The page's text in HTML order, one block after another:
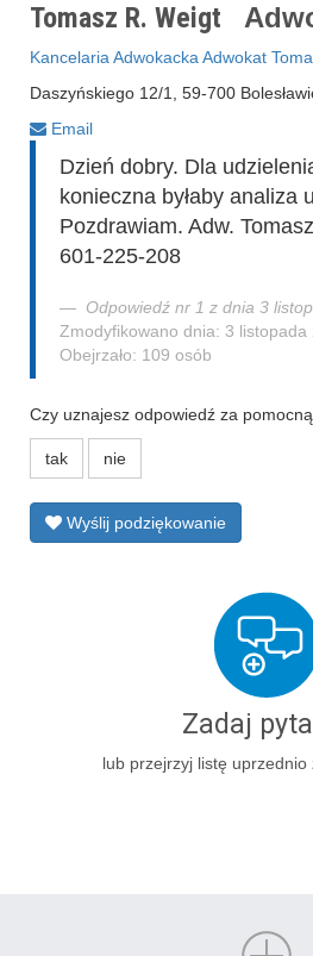
Tomasz R. Weigt
Kancelaria Adwokacka Adwokat
Daszyńskiego 12/1, 59-700
Email
Dzień dobry. Dla
konieczna byłaby analiza
Pozdrawiam. Adw.
601-225-208
Odpowiedź nr 1 z dnia 3
Zmodyfikowano dnia: 3 listopada
Obejrzało: 109 osób
Czy uznajesz odpowiedź za
tak nie
Wyślij podziękowanie
Zadaj
lub przejrzyj listę uprzednio